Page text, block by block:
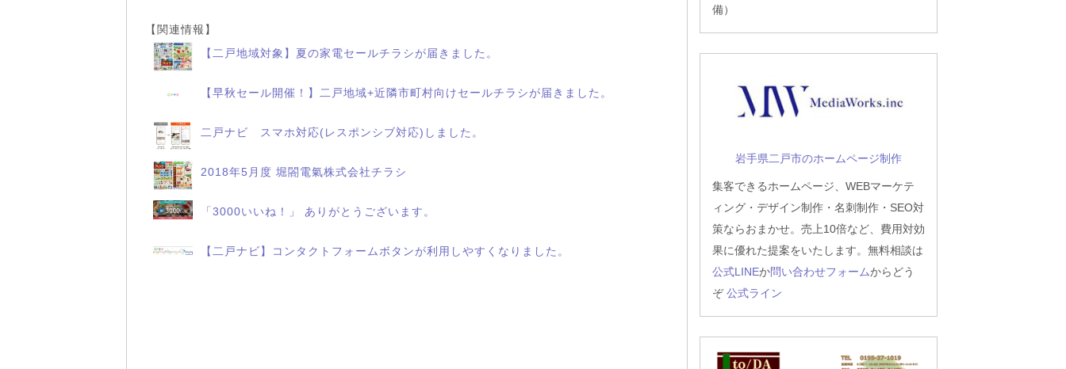
【関連情報】
【二戸地域対象】夏の家電セールチラシが届きました。
【早秋セール開催！】二戸地域+近隣市町村向けセールチラシが届きました。
二戸ナビ スマホ対応(レスポンシブ対応)しました。
2018年5月度 堀閤電氣株式会社チラシ
「3000いいね！」 ありがとうございます。
【二戸ナビ】コンタクトフォームボタンが利用しやすくなりました。
備）
岩手県二戸市のホームページ制作
集客できるホームページ、WEBマーケテ
ィング・デザイン制作・名刺制作・SEO対
策ならおまかせ。売上10倍など、費用対効
果に優れた提案をいたします。無料相談は
公式LINEか問い合わせフォームからどう
ぞ 公式ライン